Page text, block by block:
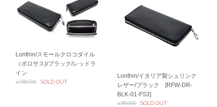
Lonthin/スモールクロコダイル
（ポロサス)/ブラック/レッドラ
イン
¥138,000 SOLD OUT
Lonthin/イタリア製シュリンク
レザー/ブラック [RFW-DR-
BLK-01-FS3]
¥38,000 SOLD OUT